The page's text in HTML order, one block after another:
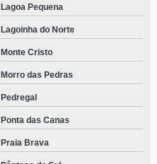
Lagoa Pequena
Lagoinha do Norte
Monte Cristo
Morro das Pedras
Pedregal
Ponta das Canas
Praia Brava